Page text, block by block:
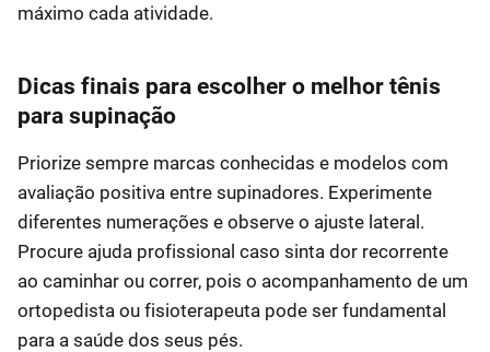
máximo cada atividade.
Dicas finais para escolher o melhor tênis
para supinação
Priorize sempre marcas conhecidas e modelos com
avaliação positiva entre supinadores. Experimente
diferentes numerações e observe o ajuste lateral.
Procure ajuda profissional caso sinta dor recorrente
ao caminhar ou correr, pois o acompanhamento de um
ortopedista ou fisioterapeuta pode ser fundamental
para a saúde dos seus pés.